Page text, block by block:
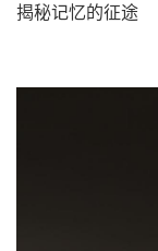
揭秘记忆的征途